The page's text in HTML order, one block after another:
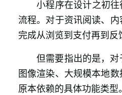
小程序在设计之初
流程。对于资讯阅读、
完成从浏览到支付再到反
但需要指出的是，
图像渲染、大规模本地
原本依赖的具体功能类